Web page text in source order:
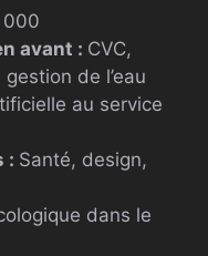
000
avant : CVC,
de l’eau
au service
: Santé, design,
dans le